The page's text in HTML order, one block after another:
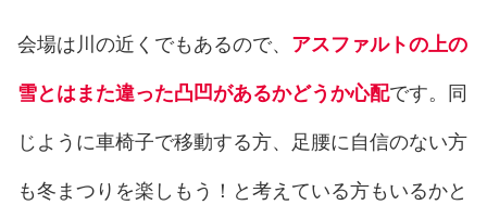
会場は川の近くでもあるので、 アスファルトの上の
雪とはまた違った凸凹があるかどうか心配です。同
じように車椅子で移動する方、足腰に自信のない方
も冬まつりを楽しもう！と考えている方もいるかと